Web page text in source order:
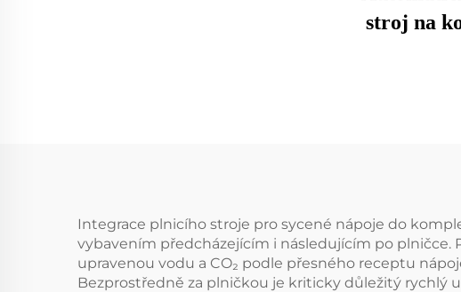
stroj na
Integrace plnicího stroje pro sycené nápoje do
vybavením předcházejícím i následujícím po plničce.
upravenou vodu a CO₂ podle přesného receptu
Bezprostředně za plničkou je kriticky důležitý rychlý